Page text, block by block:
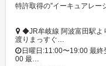
◆JR牟岐線 阿波富田駅よ
渡りまっすぐ…
日曜日:11:00〜19:00 最
00 最…